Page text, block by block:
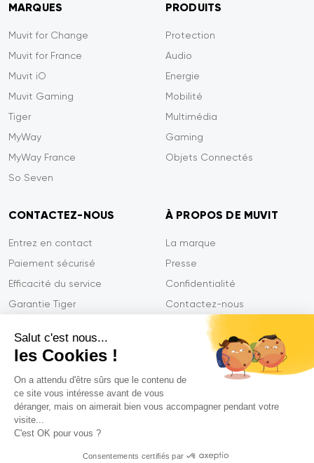
Salut c'est nous...
les Cookies !
On a attendu d'être sûrs que le contenu de
ce site vous intéresse avant de vous
déranger, mais on aimerait bien vous accompagner pendant votre
visite...
C'est OK pour vous ?
Consentements certifiés par
MARQUES
Muvit for Change
Muvit for France
Muvit iO
Muvit Gaming
Tiger
MyWay
MyWay France
So Seven
PRODUITS
Protection
Audio
Energie
Mobilité
Multimédia
Gaming
Objets Connectés
CONTACTEZ-NOUS
Entrez en contact
Paiement sécurisé
Efficacité du service
Garantie Tiger
À PROPOS DE MUVIT
La marque
Presse
Confidentialité
Contactez-nous
Mentions légales
Déclarations de conformité